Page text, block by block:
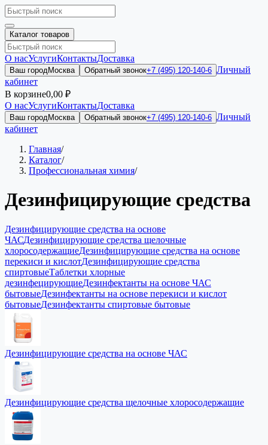
Каталог товаров
О насУслугиКонтактыДоставка
Ваш городМосква Обратный звонок+7 (495) 120-140-6 Личный
кабинет
В корзине0,00 ₽
О насУслугиКонтактыДоставка
Ваш городМосква Обратный звонок+7 (495) 120-140-6 Личный
кабинет
Главная/
Каталог/
Профессиональная химия/
Дезинфицирующие средства
Дезинфицирующие средства на основе
ЧАСДезинфицирующие средства щелочные
хлоросодержащиеДезинфицирующие средства на основе
перекиси и кислотДезинфицирующие средства
спиртовыеТаблетки хлорные
дезинфецирующиеДезинфектанты на основе ЧАС
бытовыеДезинфектанты на основе перекиси и кислот
бытовыеДезинфектанты спиртовые бытовые
Дезинфицирующие средства на основе ЧАС
Дезинфицирующие средства щелочные хлоросодержащие